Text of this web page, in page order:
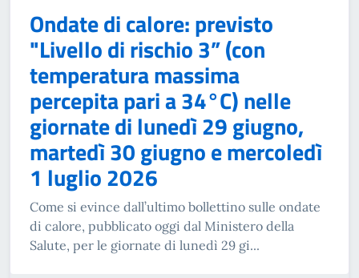
Ondate di calore: previsto
"Livello di rischio 3” (con
temperatura massima
percepita pari a 34°C) nelle
giornate di lunedì 29 giugno,
martedì 30 giugno e mercoledì
1 luglio 2026
Come si evince dall’ultimo bollettino sulle ondate
di calore, pubblicato oggi dal Ministero della
Salute, per le giornate di lunedì 29 gi...